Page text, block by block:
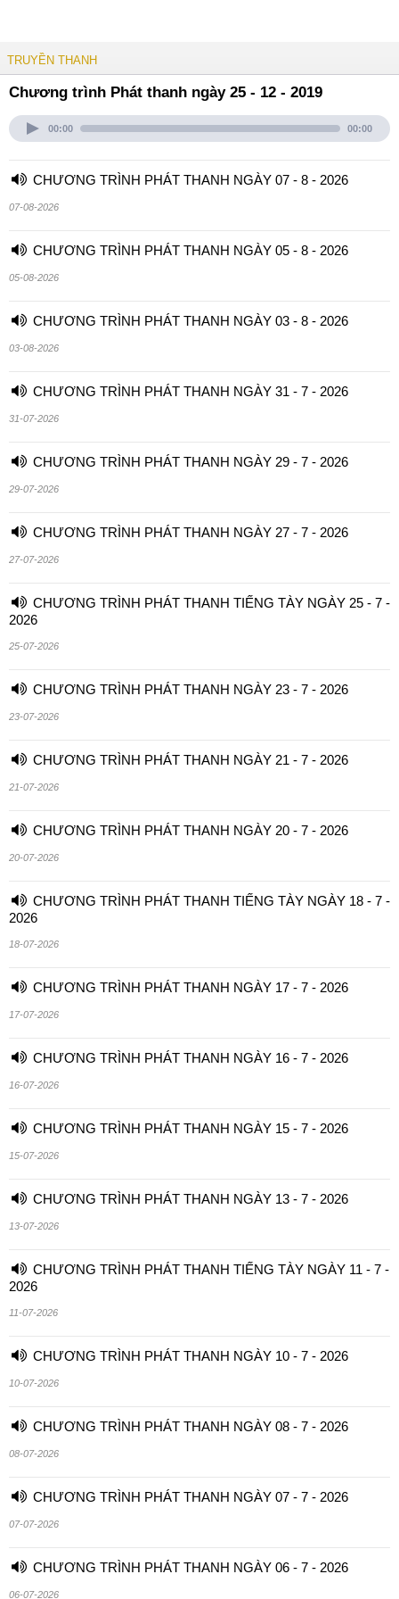
TRUYỀN THANH
Chương trình Phát thanh ngày 25 - 12 - 2019
00:00 00:00
CHƯƠNG TRÌNH PHÁT THANH NGÀY 07 - 8 - 2026
07-08-2026
CHƯƠNG TRÌNH PHÁT THANH NGÀY 05 - 8 - 2026
05-08-2026
CHƯƠNG TRÌNH PHÁT THANH NGÀY 03 - 8 - 2026
03-08-2026
CHƯƠNG TRÌNH PHÁT THANH NGÀY 31 - 7 - 2026
31-07-2026
CHƯƠNG TRÌNH PHÁT THANH NGÀY 29 - 7 - 2026
29-07-2026
CHƯƠNG TRÌNH PHÁT THANH NGÀY 27 - 7 - 2026
27-07-2026
CHƯƠNG TRÌNH PHÁT THANH TIẾNG TÀY NGÀY 25 - 7 -
2026
25-07-2026
CHƯƠNG TRÌNH PHÁT THANH NGÀY 23 - 7 - 2026
23-07-2026
CHƯƠNG TRÌNH PHÁT THANH NGÀY 21 - 7 - 2026
21-07-2026
CHƯƠNG TRÌNH PHÁT THANH NGÀY 20 - 7 - 2026
20-07-2026
CHƯƠNG TRÌNH PHÁT THANH TIẾNG TÀY NGÀY 18 - 7 -
2026
18-07-2026
CHƯƠNG TRÌNH PHÁT THANH NGÀY 17 - 7 - 2026
17-07-2026
CHƯƠNG TRÌNH PHÁT THANH NGÀY 16 - 7 - 2026
16-07-2026
CHƯƠNG TRÌNH PHÁT THANH NGÀY 15 - 7 - 2026
15-07-2026
CHƯƠNG TRÌNH PHÁT THANH NGÀY 13 - 7 - 2026
13-07-2026
CHƯƠNG TRÌNH PHÁT THANH TIẾNG TÀY NGÀY 11 - 7 -
2026
11-07-2026
CHƯƠNG TRÌNH PHÁT THANH NGÀY 10 - 7 - 2026
10-07-2026
CHƯƠNG TRÌNH PHÁT THANH NGÀY 08 - 7 - 2026
08-07-2026
CHƯƠNG TRÌNH PHÁT THANH NGÀY 07 - 7 - 2026
07-07-2026
CHƯƠNG TRÌNH PHÁT THANH NGÀY 06 - 7 - 2026
06-07-2026